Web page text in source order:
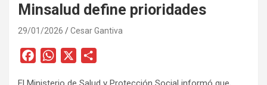
Minsalud define prioridades
29/01/2026 Cesar Gantiva
W